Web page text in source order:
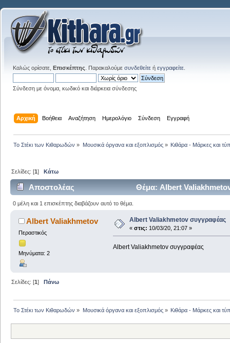
Καλώς ορίσατε, Επισκέπτης . Παρακαλούμε συνδεθείτε ή εγγραφείτε
Σύνδεση με όνομα, κωδικό και διάρκεια σύνδεσης
Αρχική Βοήθεια Αναζήτηση Ημερολόγιο Σύνδεση Εγγραφή
Το Στέκι των Κιθαρωδών » Μουσικά όργανα και εξοπλισμός» Κιθάρα - Μάρκες και
Σελίδες: [1]Κάτω
Αποστολέας Θέμα: Albert
0 μέλη και 1 επισκέπτης διαβάζουν αυτό το θέμα.
Albert Valiakhmetov
Περαστικός
Μηνύματα: 2
Albert Valiakhmetov συγγραφέας
« στις: 10/03/20, 21:07 »
Albert Valiakhmetov συγγραφέας
Σελίδες: [1] Πάνω
Το Στέκι των Κιθαρωδών » Μουσικά όργανα και εξοπλισμός» Κιθάρα - Μάρκες και